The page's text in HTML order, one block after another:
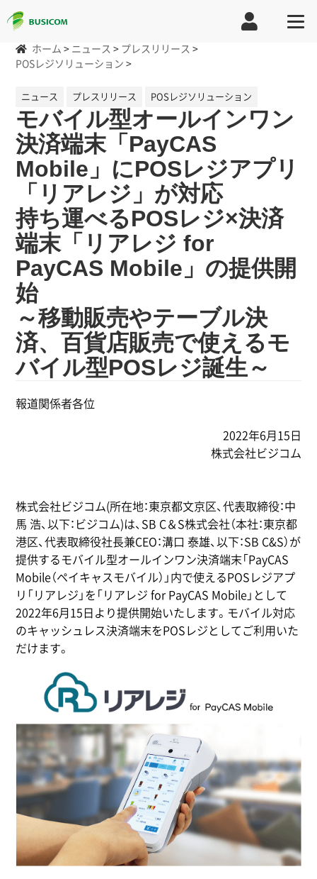
ホーム > ニュース > プレスリリース >
POSレジソリューション >
ニュース プレスリリース POSレジソリューション
モバイル型オールインワン
決済端末「PayCAS
Mobile」にPOSレジアプリ
「リアレジ」が対応
持ち運べるPOSレジ×決済
端末「リアレジ for
PayCAS Mobile」の提供開
始
～移動販売やテーブル決
済、百貨店販売で使えるモ
バイル型POSレジ誕生～
報道関係者各位
2022年6月15日
株式会社ビジコム
株式会社ビジコム(所在地：東京都文京区、代表取締役：中
馬 浩、以下：ビジコム)は、SB C＆S株式会社（本社：東京都
港区、代表取締役社長兼CEO：溝口 泰雄、以下：SB C&S）が
提供するモバイル型オールインワン決済端末「PayCAS
Mobile（ペイキャスモバイル）」内で使えるPOSレジアプ
リ「リアレジ」を「リアレジ for PayCAS Mobile」として
2022年6月15日より提供開始いたします。モバイル対応
のキャッシュレス決済端末をPOSレジとしてご利用いた
だけます。